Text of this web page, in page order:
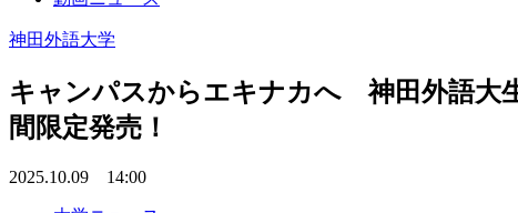
神田外語大学
キャンパスからエキナカへ 神田外語大
間限定発売！
2025.10.09 14:00